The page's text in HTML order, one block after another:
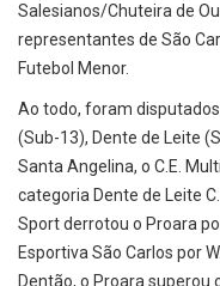
Salesianos/Chuteira de
representantes de São
Futebol Menor.
Ao todo, foram
(Sub-13), Dente de Leite
Santa Angelina, o C.E.
categoria Dente de Leite
Sport derrotou o Proara
Esportiva São Carlos por
Dentão, o Proara superou